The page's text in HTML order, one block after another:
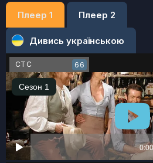
Плеер 1 Плеер 2
Дивись українською
СТС 66